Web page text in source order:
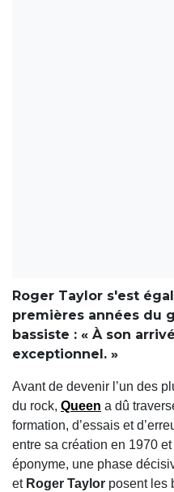
Roger Taylor s'est
premières années du
bassiste : « À son
exceptionnel. »
Avant de devenir l’un des
du rock, Queen a dû
formation, d’essais et
entre sa création en 1970
éponyme, une phase
et Roger Taylor posent les